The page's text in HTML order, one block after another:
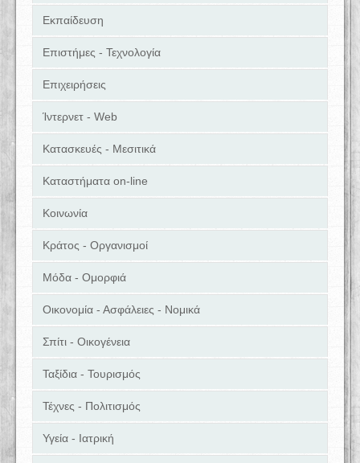
Εκπαίδευση
Επιστήμες - Τεχνολογία
Επιχειρήσεις
Ίντερνετ - Web
Κατασκευές - Μεσιτικά
Καταστήματα on-line
Κοινωνία
Κράτος - Οργανισμοί
Μόδα - Ομορφιά
Οικονομία - Ασφάλειες - Νομικά
Σπίτι - Οικογένεια
Ταξίδια - Τουρισμός
Τέχνες - Πολιτισμός
Υγεία - Ιατρική